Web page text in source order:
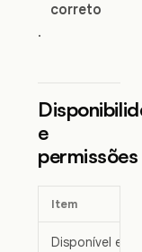
correto
.
e
permissões
Item
Disponível em